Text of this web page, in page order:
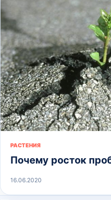
РАСТЕНИЯ
Почему росток
16.06.2020